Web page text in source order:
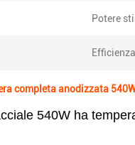
Potere
completa anodizzata
540W ha